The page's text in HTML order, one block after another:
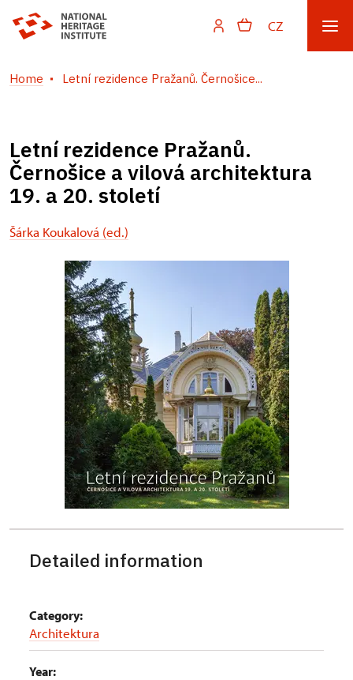
CZ
Home Letní rezidence Pražanů. Černošice...
Letní rezidence Pražanů.
Černošice a vilová architektura
19. a 20. století
Šárka Koukalová (ed.)
Detailed information
Category:
Architektura
Year: